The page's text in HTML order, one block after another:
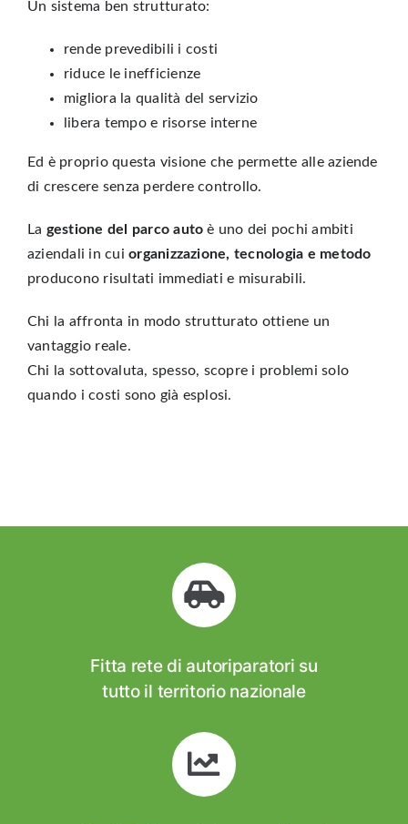
Un sistema ben strutturato:
rende prevedibili i costi
riduce le inefficienze
migliora la qualità del servizio
libera tempo e risorse interne
Ed è proprio questa visione che permette alle aziende
di crescere senza perdere controllo.
La gestione del parco auto è uno dei pochi ambiti
aziendali in cuiorganizzazione, tecnologia e metodo
producono risultati immediati e misurabili.
Chi la affronta in modo strutturato ottiene un
vantaggio reale.
Chi la sottovaluta, spesso, scopre i problemi solo
quando i costi sono già esplosi.
Fitta rete di autoriparatori su
tutto il territorio nazionale